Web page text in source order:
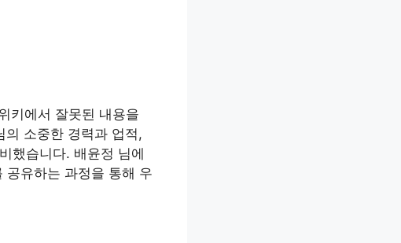
키에서 잘못된 내용을
의 소중한 경력과 업적,
했습니다. 배윤정 님에
공유하는 과정을 통해 우